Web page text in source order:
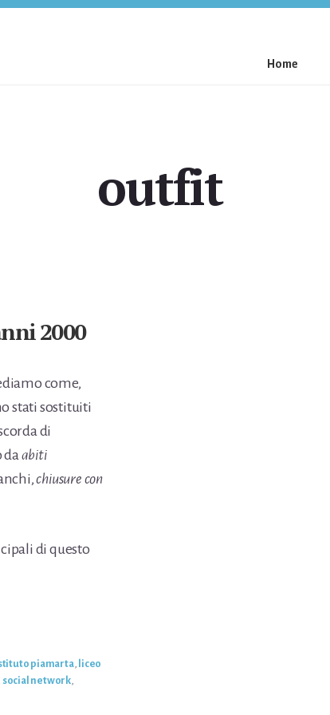
Home
outfit
2000
come,
stati sostituiti
di
daabiti
chiusure con
di questo
piamarta, liceo
social network,